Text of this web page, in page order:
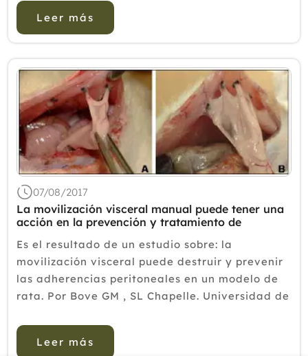
evolutiva, ya que el enfoque paradigmático de
aplicación de los ...
Leer más
07/08/2017
La movilización visceral manual puede tener una
acción en la prevención y tratamiento de
Es el resultado de un estudio sobre: la
movilización visceral puede destruir y prevenir
las adherencias peritoneales en un modelo de
rata. Por Bove GM , SL Chapelle. Universidad de
Osteopática, Departamento de Farmacología,
11 Colinas Beach Rd., Biddeford, ...
Leer más